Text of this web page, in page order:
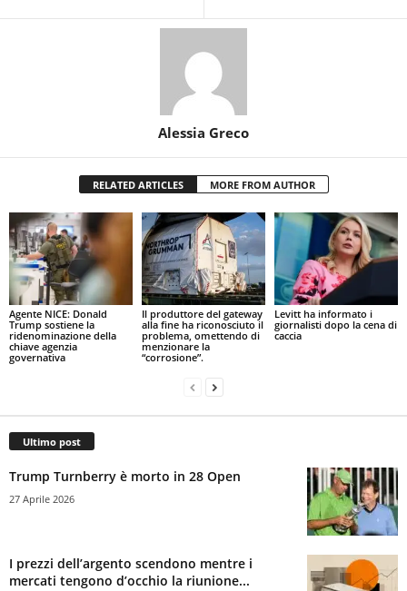
Alessia Greco
RELATED ARTICLES MORE FROM AUTHOR
Agente NICE: Donald
Trump sostiene la
ridenominazione della
chiave agenzia
governativa
Il produttore del gateway
alla fine ha riconosciuto il
problema, omettendo di
menzionare la
“corrosione”.
Levitt ha informato i
giornalisti dopo la cena di
caccia
Ultimo post
Trump Turnberry è morto in 28 Open
27 Aprile 2026
I prezzi dell’argento scendono mentre i
mercati tengono d’occhio la riunione...